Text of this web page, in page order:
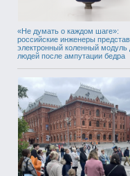
«Не думать о каждом шаге»:
российские инженеры
электронный коленный модуль
людей после ампутации бедра